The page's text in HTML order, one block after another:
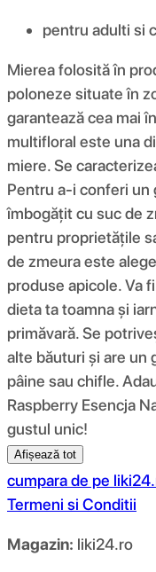
pentru adulti si
Mierea folosită în
poloneze situate în
garantează cea mai
multifloral este una
miere. Se
Pentru a-i conferi un
îmbogățit cu suc de
pentru proprietățile
de zmeura este
produse apicole. Va
dieta ta toamna și
primăvară. Se
alte băuturi și are un
pâine sau chifle.
Raspberry Esencja
gustul unic!
Afișează tot
cumpara de pe
Termeni si Conditii
Magazin: liki24.ro